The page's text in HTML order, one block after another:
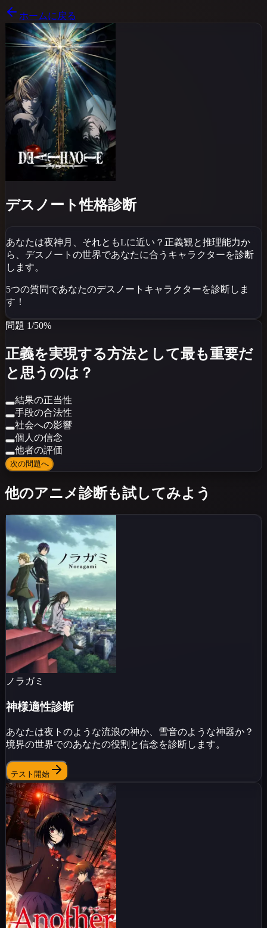
ホームに戻る
デスノート性格診断
あなたは夜神月、それともLに近い？正義観と推理能力か
ら、デスノートの世界であなたに合うキャラクターを診断
します。
5つの質問であなたのデスノート キャラクターを診断しま
す！
問題 1/50%
正義を実現する方法として最も重要だ
と思うのは？
結果の正当性
手段の合法性
社会への影響
個人の信念
他者の評価
次の問題へ
他のアニメ診断も試してみよう
ノラガミ
神様適性診断
あなたは夜トのような流浪の神か、雪音のような神器か？
境界の世界でのあなたの役割と信念を診断します。
テスト開始